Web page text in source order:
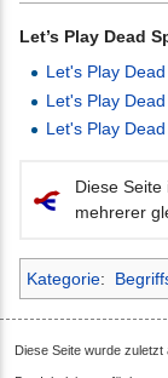
Let’s Play Dead
Let's Play
Let's Play
Let's Play
Diese
mehrerer
Kategorie:
Diese Seite wurde zuletzt